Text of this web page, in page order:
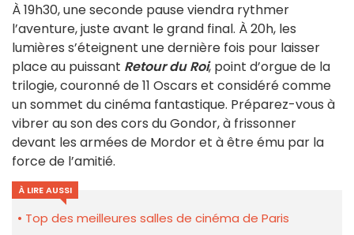
À 19h30, une seconde pause viendra rythmer
l’aventure, juste avant le grand final. À 20h, les
lumières s’éteignent une dernière fois pour laisser
place au puissant Retour du Roi, point d’orgue de la
trilogie, couronné de 11 Oscars et considéré comme
un sommet du cinéma fantastique. Préparez-vous à
vibrer au son des cors du Gondor, à frissonner
devant les armées de Mordor et à être ému par la
force de l’amitié.
À LIRE AUSSI
Top des meilleures salles de cinéma de Paris